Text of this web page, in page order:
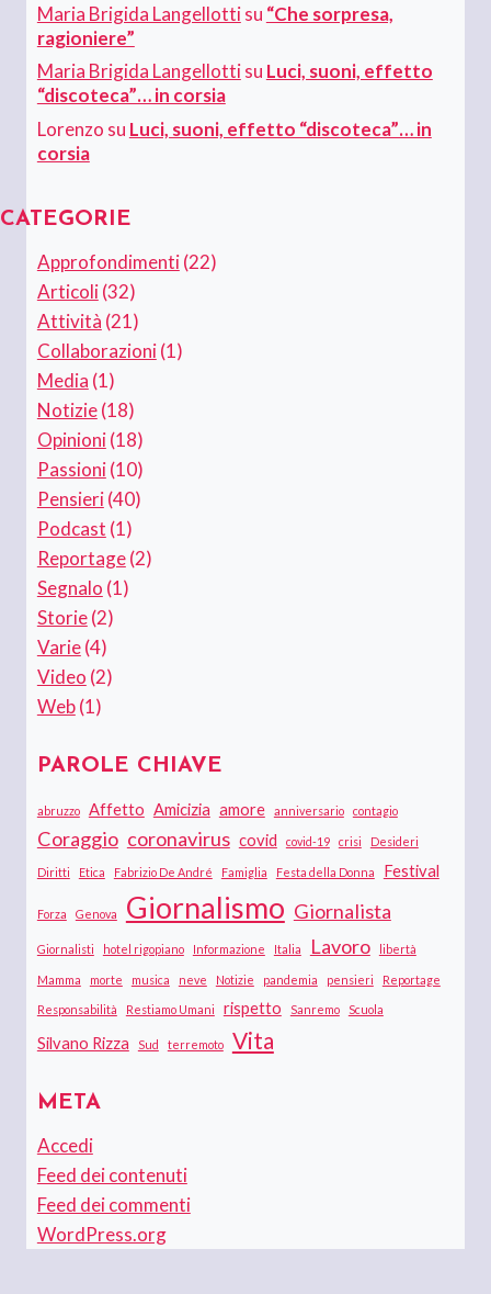
Maria Brigida Langellottisu “Che sorpresa,
ragioniere”
Maria Brigida Langellottisu Luci, suoni, effetto
“discoteca”… in corsia
Lorenzo su Luci, suoni, effetto “discoteca”… in
corsia
CATEGORIE
Approfondimenti(22)
Articoli(32)
Attività (21)
Collaborazioni(1)
Media (1)
Notizie(18)
Opinioni(18)
Passioni(10)
Pensieri(40)
Podcast (1)
Reportage(2)
Segnalo (1)
Storie(2)
Varie(4)
Video (2)
Web(1)
PAROLE CHIAVE
abruzzo Affetto Amicizia amore anniversario contagio
Coraggio coronavirus covid covid-19 crisi Desideri
Diritti Etica Fabrizio De André Famiglia Festa della Donna Festival
Forza Genova Giornalismo Giornalista
Giornalisti hotel rigopiano Informazione Italia Lavoro libertà
Mamma morte musica neve Notizie pandemia pensieri Reportage
Responsabilità Restiamo Umani rispetto Sanremo Scuola
Silvano Rizza Sud terremoto Vita
META
Accedi
Feed dei contenuti
Feed dei commenti
WordPress.org